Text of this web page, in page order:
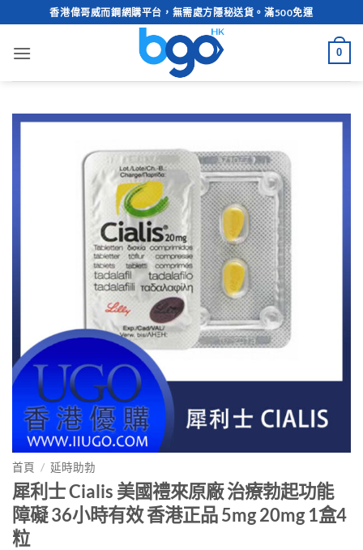
to
content
香港偉哥威而鋼網購平台，無需處方隱秘送貨。滿500免運
0
首頁 / 延時助勃
犀利士 Cialis 美國禮來原廠 治療勃起功能
障礙 36小時有效 香港正品 5mg 20mg 1盒4
粒